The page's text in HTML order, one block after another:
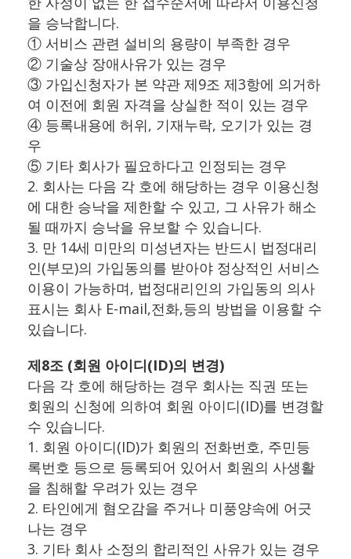
을 승낙합니다.
① 서비스 관련 설비의 용량이 부족한 경우
② 기술상 장애사유가 있는 경우
③ 가입신청자가 본 약관 제9조 제3항에 의거하
여 이전에 회원 자격을 상실한 적이 있는 경우
④ 등록내용에 허위, 기재누락, 오기가 있는 경
우
⑤ 기타 회사가 필요하다고 인정되는 경우
2. 회사는 다음 각 호에 해당하는 경우 이용신청
에 대한 승낙을 제한할 수 있고, 그 사유가 해소
될 때까지 승낙을 유보할 수 있습니다.
3. 만 14세 미만의 미성년자는 반드시 법정대리
인(부모)의 가입동의를 받아야 정상적인 서비스
이용이 가능하며, 법정대리인의 가입동의 의사
표시는 회사 E-mail,전화,등의 방법을 이용할 수
있습니다.
제8조 (회원 아이디(ID)의 변경)
다음 각 호에 해당하는 경우 회사는 직권 또는
회원의 신청에 의하여 회원 아이디(ID)를 변경할
수 있습니다.
1. 회원 아이디(ID)가 회원의 전화번호, 주민등
록번호 등으로 등록되어 있어서 회원의 사생활
을 침해할 우려가 있는 경우
2. 타인에게 혐오감을 주거나 미풍양속에 어긋
나는 경우
3. 기타 회사 소정의 합리적인 사유가 있는 경우